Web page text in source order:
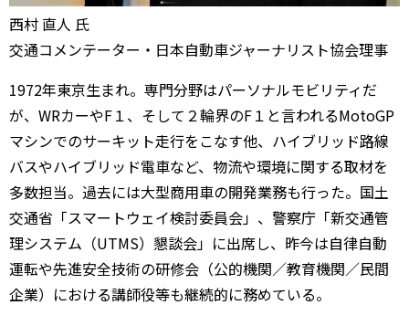
西村 直人 氏
交通コメンテーター・日本自動車ジャーナリスト協会理事
1972年東京生まれ。専門分野はパーソナルモビリティだ
が、WRカーやF１、そして２輪界のF１と言われるMotoGP
マシンでのサーキット走行をこなす他、ハイブリッド路線
バスやハイブリッド電車など、物流や環境に関する取材を
多数担当。過去には大型商用車の開発業務も行った。国土
交通省「スマートウェイ検討委員会」、警察庁「新交通管
理システム（UTMS）懇談会」に出席し、昨今は自律自動
運転や先進安全技術の研修会（公的機関／教育機関／民間
企業）における講師役等も継続的に務めている。